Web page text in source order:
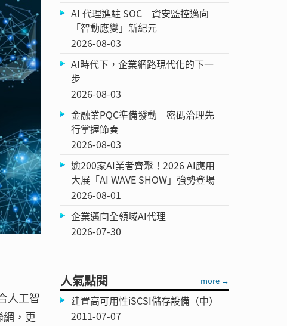
人工智
，更
AI 代理進駐 SOC 資安監控邁向
「智動應變」新紀元
2026-08-03
AI時代下，企業網路現代化的下一
步
2026-08-03
金融業PQC準備發動 密碼治理先
行掌握節奏
2026-08-03
逾200家AI業者齊聚！2026 AI應用
大展「AI WAVE SHOW」強勢登場
2026-08-01
企業邁向全領域AI代理
2026-07-30
人氣點閱 more →
建置高可用性iSCSI儲存設備（中）
2011-07-07